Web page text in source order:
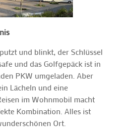
und blinkt, der Schlüssel
und das Golfgepäck ist in
PKW umgeladen. Aber
Lächeln und eine
im Wohnmobil macht
Kombination. Alles ist
Ort.